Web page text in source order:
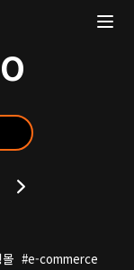
몰 #e-commerce